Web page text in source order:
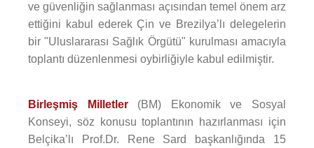
ve güvenliğin sağlanması açısından temel önem arz
ettiğini kabul ederek Çin ve Brezilya’lı delegelerin
bir "Uluslararası Sağlık Örgütü" kurulması amacıyla
toplantı düzenlenmesi oybirliğiyle kabul edilmiştir.
Birleşmiş Milletler(BM) Ekonomik ve Sosyal
Konseyi, söz konusu toplantının hazırlanması için
Belçika’lı Prof.Dr. Rene Sard başkanlığında 15